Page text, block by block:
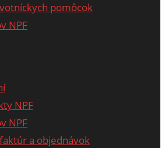
pomôcok
NPF
NPF
NPF
a objednávok